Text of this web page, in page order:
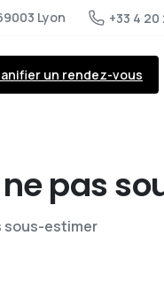
Lyon +33 4 20
un rendez-vous
nepas
sous-estimer